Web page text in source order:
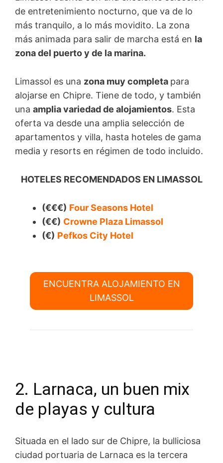
de entretenimiento nocturno, que va de lo
más tranquilo, a lo más movidito. La zona
más animada para salir de marcha está en la
zona del puerto y de la marina.
Limassol es una zona muy completa para
alojarse en Chipre. Tiene de todo, y también
una amplia variedad de alojamientos. Esta
oferta va desde una amplia selección de
apartamentos y villa, hasta hoteles de gama
media y resorts en régimen de todo incluido.
HOTELES RECOMENDADOS EN LIMASSOL
(€€€) Four Seasons Hotel
(€€) Crowne Plaza Limassol
(€) Pefkos City Hotel
ENCUENTRA ALOJAMIENTO EN
LIMASSOL
2. Larnaca, un buen mix
de playas y cultura
Situada en el lado sur de Chipre, la bulliciosa
ciudad portuaria de Larnaca es la tercera